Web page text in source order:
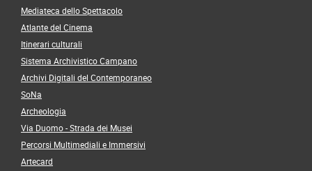
Mediateca dello Spettacolo
Atlante del Cinema
Itinerari culturali
Sistema Archivistico Campano
Archivi Digitali del Contemporaneo
SoNa
Archeologia
Via Duomo - Strada dei Musei
Percorsi Multimediali e Immersivi
Artecard